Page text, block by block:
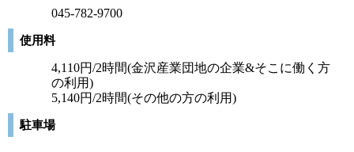
045-782-9700
使用料
4,110円/2時間(金沢産業団地の企業&そこに働く方
の利用)
5,140円/2時間(その他の方の利用)
駐車場